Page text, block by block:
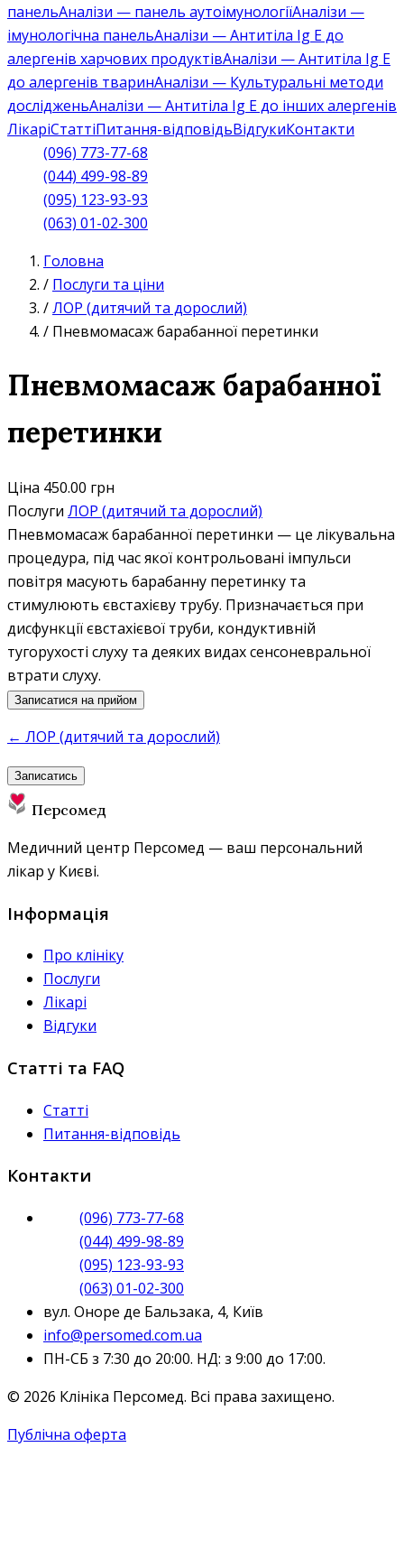
панельАналізи — панель аутоімунологіїАналізи —
імунологічна панельАналізи — Антитіла Ig E до
алергенів харчових продуктівАналізи — Антитіла Ig E
до алергенів тваринАналізи — Культуральні методи
дослідженьАналізи — Антитіла Ig E до інших алергенів
ЛікаріСтаттіПитання-відповідьВідгукиКонтакти
(096) 773-77-68
(044) 499-98-89
(095) 123-93-93
(063) 01-02-300
Головна
/ Послуги та ціни
/ЛОР (дитячий та дорослий)
/ Пневмомасаж барабанної перетинки
Пневмомасаж барабанної
перетинки
Ціна 450.00 грн
Послуги ЛОР (дитячий та дорослий)
Пневмомасаж барабанної перетинки — це лікувальна
процедура, під час якої контрольовані імпульси
повітря масують барабанну перетинку та
стимулюють євстахієву трубу. Призначається при
дисфункції євстахієвої труби, кондуктивній
тугорухості слуху та деяких видах сенсоневральної
втрати слуху.
Записатися на прийом
← ЛОР (дитячий та дорослий)
Записатись
Персомед
Медичний центр Персомед — ваш персональний
лікар у Києві.
Інформація
Про клініку
Послуги
Лікарі
Відгуки
Статті та FAQ
Статті
Питання-відповідь
Контакти
(096) 773-77-68
(044) 499-98-89
(095) 123-93-93
(063) 01-02-300
вул. Оноре де Бальзака, 4, Київ
info@persomed.com.ua
ПН-СБ з 7:30 до 20:00. НД: з 9:00 до 17:00.
© 2026 Клініка Персомед. Всі права захищено.
Публічна оферта